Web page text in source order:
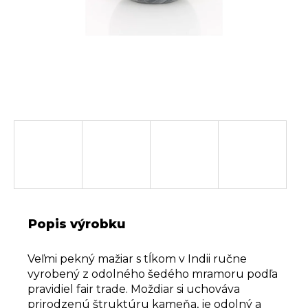
Popis výrobku
Veľmi pekný mažiar s tĺkom v Indii ručne
vyrobený z odolného šedého mramoru podľa
pravidiel fair trade. Moždiar si uchováva
prirodzenú štruktúru kameňa, je odolný a